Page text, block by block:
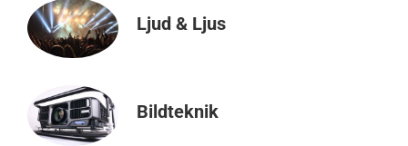
Ljud & Ljus
Bildteknik